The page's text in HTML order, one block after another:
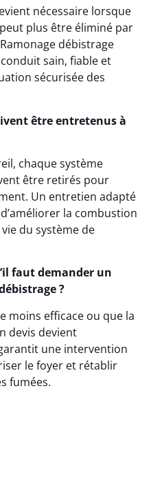
nécessaire lorsque
plus être éliminé par
débistrage
sain, fiable et
sécurisée des
être entretenus à
chaque système
être retirés pour
Un entretien adapté
la combustion
du système de
faut demander un
?
moins efficace ou que la
devis devient
une intervention
le foyer et rétablir
fumées.